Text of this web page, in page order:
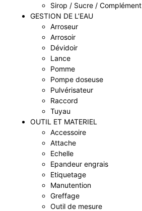
Sirop / Sucre / Complément
GESTION DE L’EAU
Arroseur
Arrosoir
Dévidoir
Lance
Pomme
Pompe doseuse
Pulvérisateur
Raccord
Tuyau
OUTIL ET MATERIEL
Accessoire
Attache
Echelle
Epandeur engrais
Etiquetage
Manutention
Greffage
Outil de mesure